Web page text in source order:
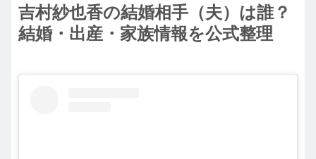
吉村紗也香の結婚相手（夫）は誰？
結婚・出産・家族情報を公式整理